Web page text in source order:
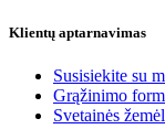
Klientų aptarnavimas
Susisiekite su
Grąžinimo
Svetainės